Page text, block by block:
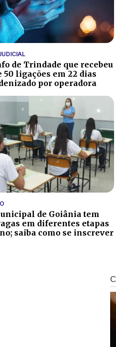
de Trindade que recebeu
50 ligações em 22 dias
por operadora
de Goiânia tem
em diferentes etapas
saiba como se inscrever